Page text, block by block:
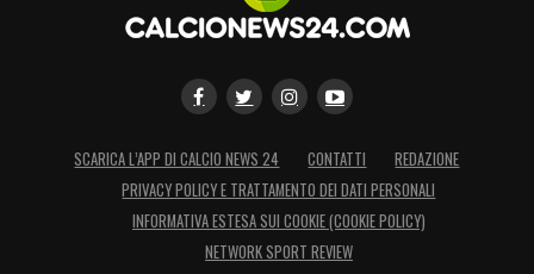
SCARICA L’APP DI CALCIO NEWS 24 CONTATTI
REDAZIONE
PRIVACY POLICY E TRATTAMENTO DEI DATI PERSONALI
INFORMATIVA ESTESA SUI COOKIE (COOKIE POLICY)
NETWORK SPORT REVIEW